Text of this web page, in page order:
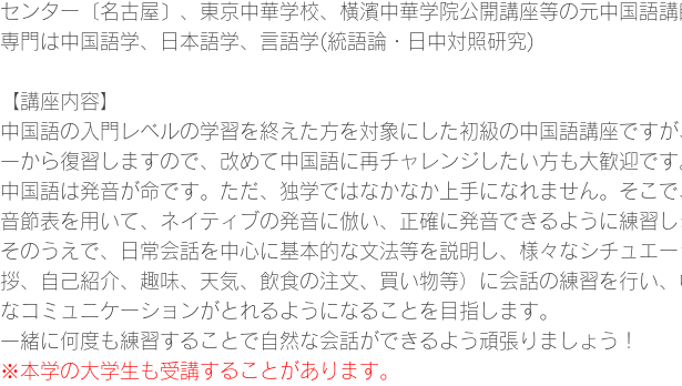
センター〔名古屋〕、東京中華学校、橫濱中華学院公開講座等の元中国語講
専門は中国語学、日本語学、言語学(統語論・日中対照研究)
【講座内容】
中国語の入門レベルの学習を終えた方を対象にした初級の中国語講座です
一から復習しますので、改めて中国語に再チャレンジしたい方も大歓迎です
中国語は発音が命です。ただ、独学ではなかなか上手になれません。そこで
音節表を用いて、ネイティブの発音に倣い、正確に発音できるように練習し
そのうえで、日常会話を中心に基本的な文法等を説明し、様々なシチュエ
拶、自己紹介、趣味、天気、飲食の注文、買い物等）に会話の練習を行い
なコミュニケーションがとれるようになることを目指します。
一緒に何度も練習することで自然な会話ができるよう頑張りましょう！
※本学の大学生も受講することがあります。